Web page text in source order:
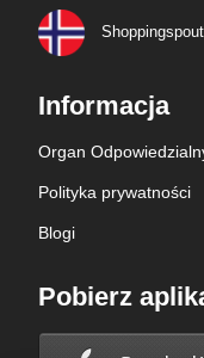
Informacja
Organ
Polityka prywatności
Blogi
Pobierz